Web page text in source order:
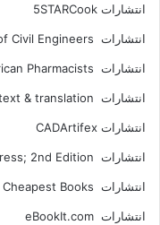
انتشارات ‎ 5STARCook
انتشارات Amer Society of Civil Engineers
انتشارات American Pharmacists
انتشارات artefact text & translation
انتشارات ‎ CADArtifex
انتشارات CRC Press; 2nd Edition
انتشارات E-Kitap Projesi & Cheapest Books
انتشارات eBookIt.com